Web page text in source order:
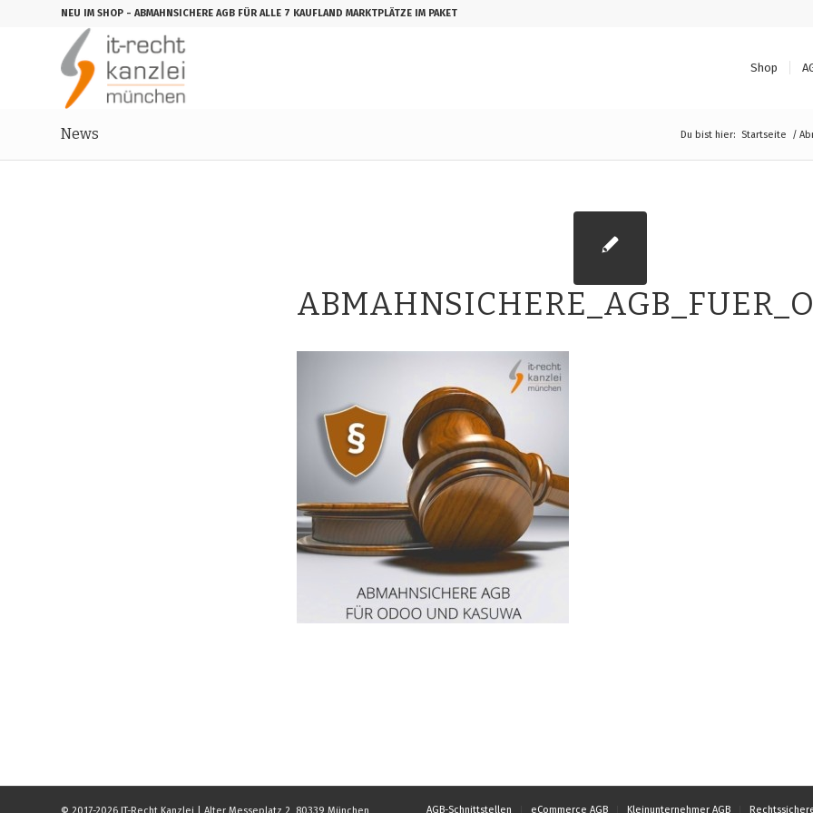
NEU IM SHOP - ABMAHNSICHERE AGB FÜR ALLE 7 KAUFLAND MARKTPLÄTZE IM PAKET
Shop
News Du bist hier: Startseite /
© 2017-2026 IT-Recht Kanzlei | Alter Messeplatz 2, 80339 München AGB-Schnittstellen eCommerce AGB Kleinunternehmer AGB